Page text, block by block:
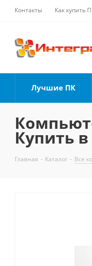
Контакты Как купить
Лучшие ПК
Купить
Главная - Каталог - Все